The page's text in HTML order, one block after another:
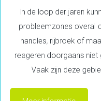
In de loop der jaren
probleemzones overal
handles, rijbroek of
reageren doorgaans
Vaak zijn deze